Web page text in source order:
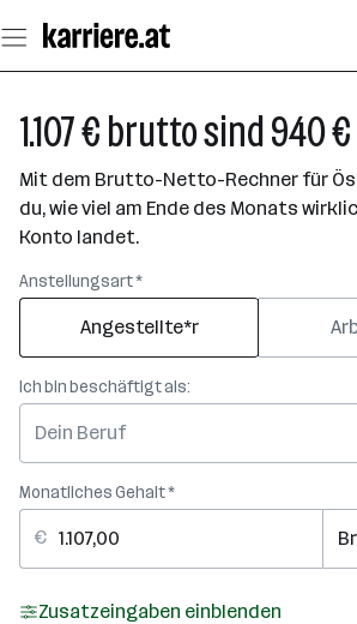
Seiteninhalt
springen
1.107 € brutto sind 940
Mit dem Brutto-Netto-Rechner für
du, wie viel am Ende des Monats
Konto landet.
Anstellungsart *
Angestellte*r
Ich bin beschäftigt als:
Monatliches Gehalt *
Zusatzeingaben einblenden